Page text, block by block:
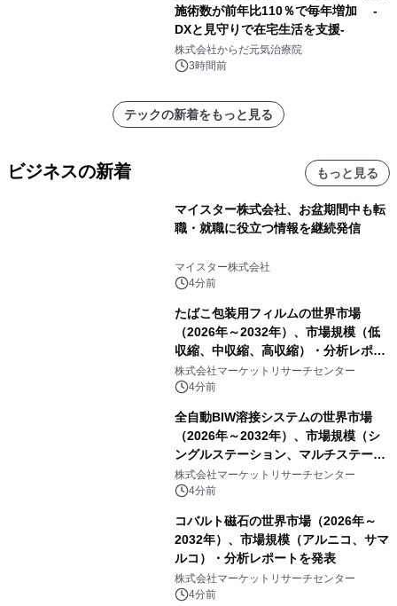
施術数が前年比110％で毎年増加 -
DXと見守りで在宅生活を支援-
株式会社からだ元気治療院
3時間前
テックの新着をもっと見る
ビジネスの新着 もっと見る
マイスター株式会社、お盆期間中も転
職・就職に役立つ情報を継続発信
マイスター株式会社
4分前
たばこ包装用フィルムの世界市場
（2026年～2032年）、市場規模（低
収縮、中収縮、高収縮）・分析レポー
トを発表
株式会社マーケットリサーチセンター
4分前
全自動BIW溶接システムの世界市場
（2026年～2032年）、市場規模（シ
ングルステーション、マルチステーシ
ョン）・分析レポートを発表
株式会社マーケットリサーチセンター
4分前
コバルト磁石の世界市場（2026年～
2032年）、市場規模（アルニコ、サマ
ルコ）・分析レポートを発表
株式会社マーケットリサーチセンター
4分前